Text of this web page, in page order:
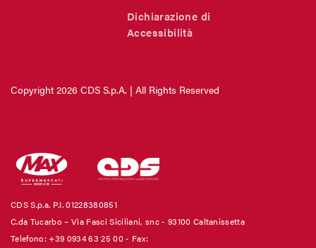
Dichiarazione di
Accessibilità
Copyright 2026 CDS S.p.A. | All Rights Reserved
CDS S.p.a. P.I. 01228380851
C.da Tucarbo – Via Fasci Siciliani, snc - 93100 Caltanissetta
Telefono: +39 0934 63 25 00 - Fax: